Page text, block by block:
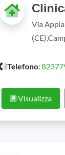
Via
Telefono:
Visualizza